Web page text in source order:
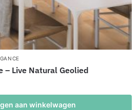
– Live Natural Geolied
aan winkelwagen